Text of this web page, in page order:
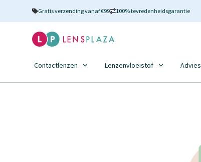
Gratis verzending vanaf €99 100% tevredenheidsgarantie
Contactlenzen Lenzenvloeistof Advies